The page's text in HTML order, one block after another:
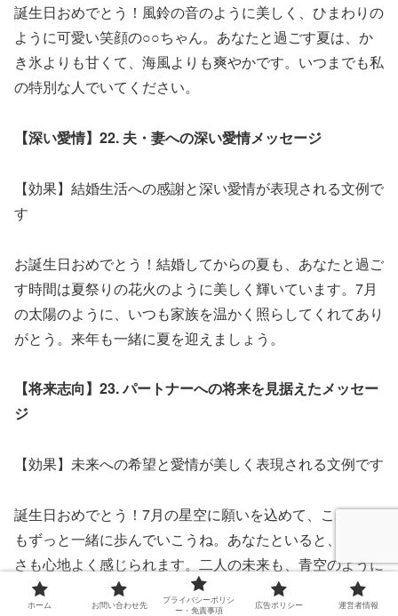
誕生日おめでとう！風鈴の音のように美しく、ひまわりの
ように可愛い笑顔の○○ちゃん。あなたと過ごす夏は、か
き氷よりも甘くて、海風よりも爽やかです。いつまでも私
の特別な人でいてください。
【深い愛情】22. 夫・妻への深い愛情メッセージ
【効果】結婚生活への感謝と深い愛情が表現される文例で
す
お誕生日おめでとう！結婚してからの夏も、あなたと過ご
す時間は夏祭りの花火のように美しく輝いています。7月
の太陽のように、いつも家族を温かく照らしてくれてあり
がとう。来年も一緒に夏を迎えましょう。
【将来志向】23. パートナーへの将来を見据えたメッセー
ジ
【効果】未来への希望と愛情が美しく表現される文例です
誕生日おめでとう！7月の星空に願いを込めて、これから
もずっと一緒に歩んでいこうね。あなたといると、夏の暑
さも心地よく感じられます。二人の未来も、青空のように
明るく広がっていますように。
ホーム お問い合わせ先
プライバシーポリシ
ー・免責事項
広告ポリシー 運営者情報